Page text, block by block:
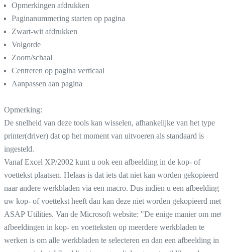
Opmerkingen afdrukken
Paginanummering starten op pagina
Zwart-wit afdrukken
Volgorde
Zoom/schaal
Centreren op pagina verticaal
Aanpassen aan pagina
Opmerking:
De snelheid van deze tools kan wisselen, afhankelijke van het type
printer(driver) dat op het moment van uitvoeren als standaard is
ingesteld.
Vanaf Excel XP/2002 kunt u ook een afbeelding in de kop- of
voettekst plaatsen. Helaas is dat iets dat niet kan worden gekopieerd
naar andere werkbladen via een macro. Dus indien u een afbeelding
uw kop- of voettekst heeft dan kan deze niet worden gekopieerd met
ASAP Utilities. Van de Microsoft website: "De enige manier om met
afbeeldingen in kop- en voetteksten op meerdere werkbladen te
werken is om alle werkbladen te selecteren en dan een afbeelding in